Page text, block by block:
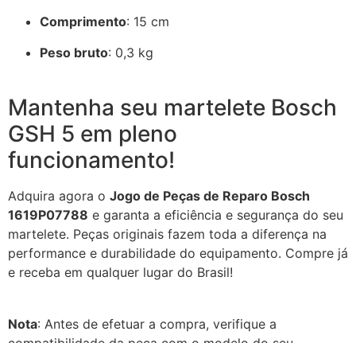
Comprimento: 15 cm
Peso bruto: 0,3 kg
Mantenha seu martelete Bosch
GSH 5 em pleno
funcionamento!
Adquira agora o Jogo de Peças de Reparo Bosch
1619P07788 e garanta a eficiência e segurança do seu
martelete. Peças originais fazem toda a diferença na
performance e durabilidade do equipamento. Compre já
e receba em qualquer lugar do Brasil!
Nota: Antes de efetuar a compra, verifique a